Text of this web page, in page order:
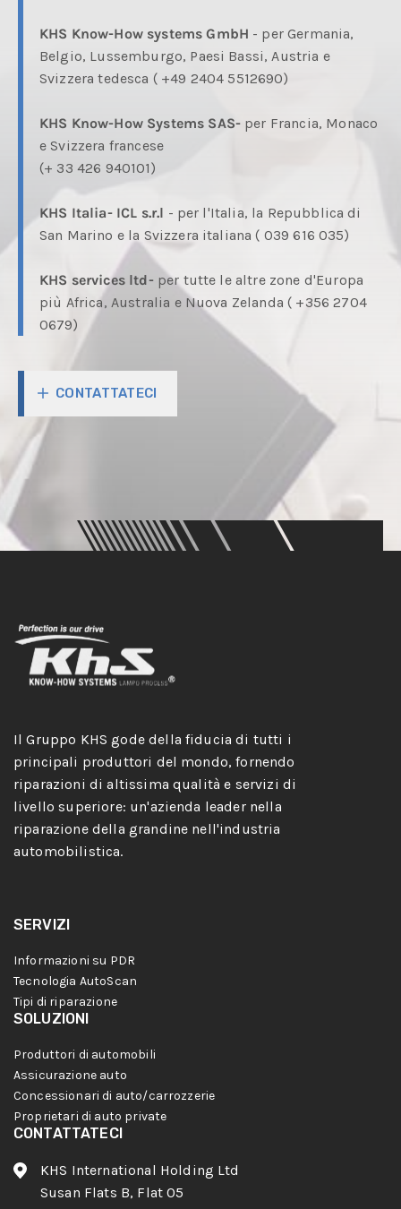
KHS Know-How systems GmbH - per Germania,
Belgio, Lussemburgo, Paesi Bassi, Austria e
Svizzera tedesca ( +49 2404 5512690)
KHS Know-How Systems SAS- per Francia, Monaco
e Svizzera francese
(+ 33 426 940101)
KHS Italia- ICL s.r.l - per l'Italia, la Repubblica di
San Marino e la Svizzera italiana ( 039 616 035)
KHS services ltd-per tutte le altre zone d'Europa
più Africa, Australia e Nuova Zelanda ( +356 2704
0679)
CONTATTATECI
Il Gruppo KHS gode della fiducia di tutti i
principali produttori del mondo, fornendo
riparazioni di altissima qualità e servizi di
livello superiore: un'azienda leader nella
riparazione della grandine nell'industria
automobilistica.
SERVIZI
Informazioni su PDR
Tecnologia AutoScan
Tipi di riparazione
SOLUZIONI
Produttori di automobili
Assicurazione auto
Concessionari di auto/carrozzerie
Proprietari di auto private
CONTATTATECI
KHS International Holding Ltd
Susan Flats B, Flat 05